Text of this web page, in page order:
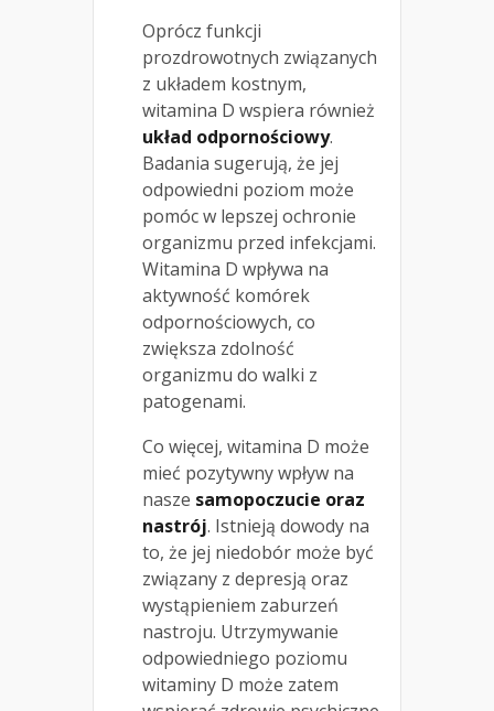
Oprócz funkcji
prozdrowotnych związanych
z układem kostnym,
witamina D wspiera również
układ odpornościowy.
Badania sugerują, że jej
odpowiedni poziom może
pomóc w lepszej ochronie
organizmu przed infekcjami.
Witamina D wpływa na
aktywność komórek
odpornościowych, co
zwiększa zdolność
organizmu do walki z
patogenami.
Co więcej, witamina D może
mieć pozytywny wpływ na
nasze samopoczucie oraz
nastrój. Istnieją dowody na
to, że jej niedobór może być
związany z depresją oraz
wystąpieniem zaburzeń
nastroju. Utrzymywanie
odpowiedniego poziomu
witaminy D może zatem